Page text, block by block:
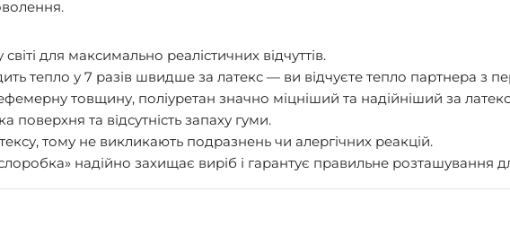
для максимально реалістичних відчуттів.
тепло у 7 разів швидше за латекс — ви відчуєте тепло партнера з
товщину, поліуретан значно міцніший та надійніший за
поверхня та відсутність запаху гуми.
тому не викликають подразнень чи алергічних реакцій.
надійно захищає виріб і гарантує правильне розташування